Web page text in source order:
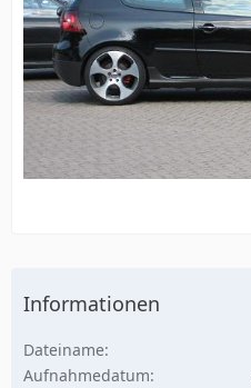
Informationen
Dateiname
Aufnahmedatum